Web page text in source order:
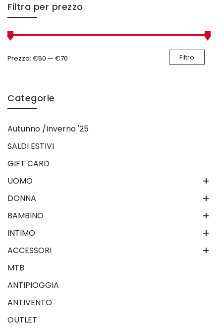
Filtra per prezzo
Filtro
Prezzo: €50 — €70
Categorie
Autunno /Inverno '25
SALDI ESTIVI
GIFT CARD
+
UOMO
+
DONNA
+
BAMBINO
+
INTIMO
+
ACCESSORI
MTB
ANTIPIOGGIA
ANTIVENTO
OUTLET